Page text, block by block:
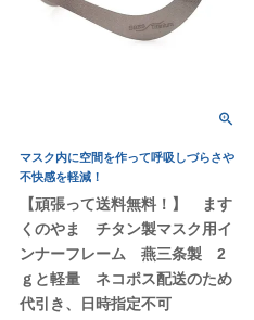
マスク内に空間を作って呼吸しづらさや
不快感を軽減！
【頑張って送料無料！】 ます
くのやま チタン製マスク用イ
ンナーフレーム 燕三条製 2
ｇと軽量 ネコポス配送のため
代引き、日時指定不可